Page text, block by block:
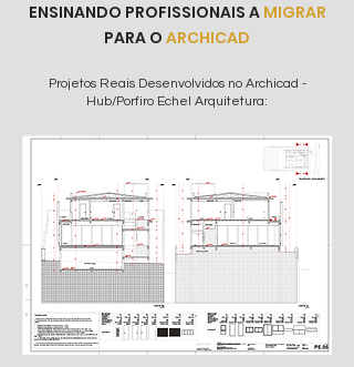
ENSINANDO PROFISSIONAIS A MIGRAR
PARA O ARCHICAD
Projetos Reais Desenvolvidos no Archicad -
Hub/Porfiro Echel Arquitetura: